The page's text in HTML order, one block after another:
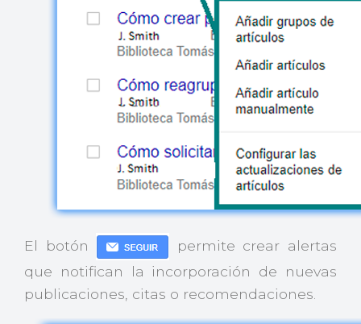
El botón
permite crear alertas
que notifican la incorporación de nuevas
publicaciones, citas o recomendaciones.